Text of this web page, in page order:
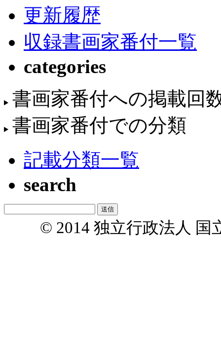
更新履歴
収録書画家番付一覧
categories
書画家番付への掲載回
書画家番付での分類
記載分類一覧
search
© 2014 独立行政法人 国